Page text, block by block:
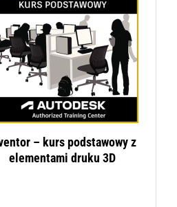
– kurs podstawowy z
elementami druku 3D